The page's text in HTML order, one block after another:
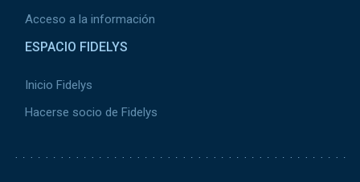
Acceso a la información
ESPACIO FIDELYS
Inicio Fidelys
Hacerse socio de Fidelys